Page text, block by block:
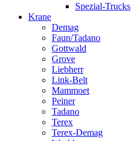
Spezial-Trucks
Krane
Demag
Faun/Tadano
Gottwald
Grove
Liebherr
Link-Belt
Mammoet
Peiner
Tadano
Terex
Terex-Demag